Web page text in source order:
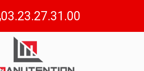
03.23.27.31.00